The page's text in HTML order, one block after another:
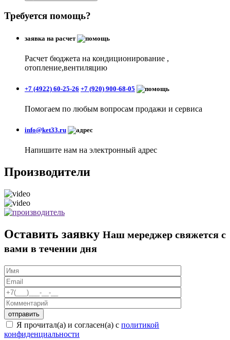
Требуется помощь?
заявка на расчет
Расчет бюджета на кондиционирование ,
отопление,вентиляцию
+7 (4922) 60-25-26 +7 (920) 900-68-05
Помогаем по любым вопросам продажи и сервиса
info@ket33.ru
Напишите нам на электронный адрес
Производители
Оставить заявку Наш мереджер свяжется с
вами в течении дня
Я прочитал(а) и согласен(а) с политикой
конфиденциальности